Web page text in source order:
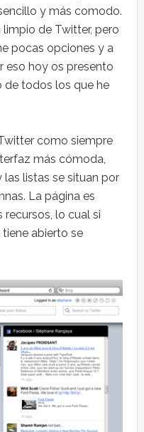
y más comodo.
limpio de Twitter, pero
pocas opciones y a
eso hoy os presento
de todos los que he
como siempre
más cómoda,
listas se situan por
La página es
lo cual si
abierto se